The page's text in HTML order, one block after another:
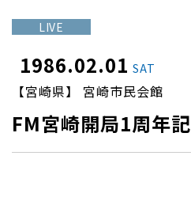
LIVE
1986.02.01 SAT
【宮崎県】 宮崎市民会館
FM宮崎開局1周年